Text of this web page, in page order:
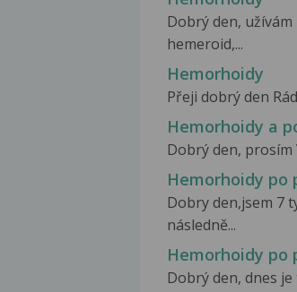
Dobrý den,
hemeroid,...
Hemorhoidy
Přeji dobrý den
Hemorhoidy a
Dobrý den, prosím
Hemorhoidy po
Dobry den,jsem 7
následně...
Hemorhoidy po
Dobrý den, dnes